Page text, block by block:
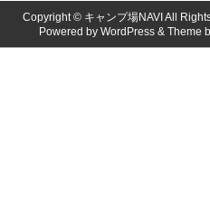
Copyright © キャンプ場NAVI All
Powered by WordPress & Theme